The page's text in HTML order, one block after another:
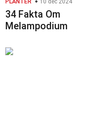
PLANTER 10 dec 2024
34 Fakta Om
Melampodium